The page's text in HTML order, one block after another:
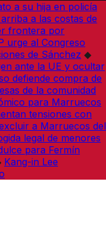
a su hija en policía
a las costas de
frontera por
urge al Congreso
de Sánchez ◆
ante la UE y ocultar
defiende compra de
de la comunidad
para Marruecos
tensiones con
a Marruecos del
legal de menores
para Fermín
Kang-in Lee